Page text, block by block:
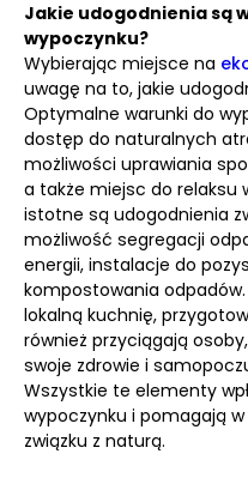
Jakie udogodnienia są
wypoczynku?
Wybierając miejsce na
uwagę na to, jakie
Optymalne warunki do
dostęp do naturalnych
możliwości uprawiania
a także miejsc do relaksu
istotne są udogodnienia
możliwość segregacji
energii, instalacje do
kompostowania
lokalną kuchnię,
również przyciągają
swoje zdrowie i
Wszystkie te elementy
wypoczynku i pomagają
związku z naturą.